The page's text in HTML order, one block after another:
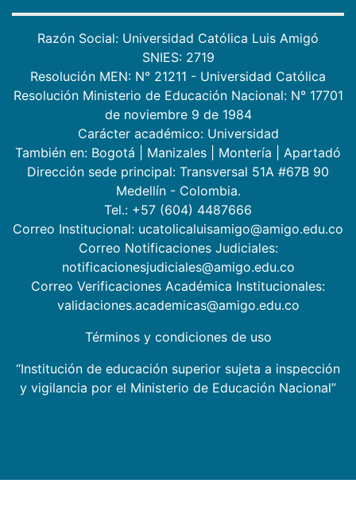
Razón Social: Universidad Católica Luis Amigó
SNIES: 2719
Resolución MEN: N° 21211 - Universidad Católica
Resolución Ministerio de Educación Nacional: N° 17701
de noviembre 9 de 1984
Carácter académico: Universidad
También en: Bogotá Manizales Montería
Apartadó
Dirección sede principal: Transversal 51A #67B 90
Medellín - Colombia.
Tel.: +57 (604) 4487666
Correo Institucional: ucatolicaluisamigo@amigo.edu.co
Correo Notificaciones Judiciales:
notificacionesjudiciales@amigo.edu.co
Correo Verificaciones Académica Institucionales:
validaciones.academicas@amigo.edu.co
Términos y condiciones de uso
“Institución de educación superior sujeta a inspección
y vigilancia por el Ministerio de Educación Nacional”